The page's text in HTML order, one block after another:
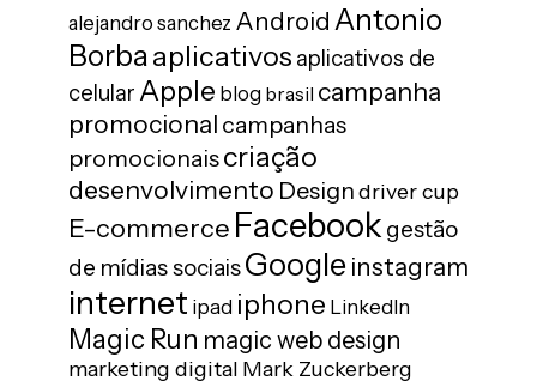
alejandro sanchez Android Antonio
Borbaaplicativos aplicativos de
celular Apple blog brasil campanha
promocional campanhas
promocionaiscriação
desenvolvimento Designdriver cup
E-commerce Facebookgestão
de mídias sociaisGoogle instagram
internet ipad iphone LinkedIn
Magic Run magic web design
marketing digital Mark Zuckerberg